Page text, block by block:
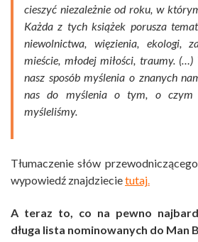
cieszyć niezależnie od roku, w
Każda z tych książek porusza
niewolnictwa, więzienia, ekologi,
mieście, młodej miłości, traumy. (…)
nasz sposób myślenia o znanych
nas do myślenia o tym, o czym
myśleliśmy.
Tłumaczenie słów
wypowiedź znajdziecietutaj.
A teraz to, co na pewno
długa lista nominowanych do Man